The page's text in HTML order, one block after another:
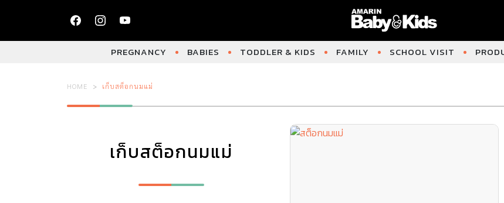
PREGNANCY BABIES TODDLER & KIDS FAMILY SCHOOL VISIT
HOME เก็บสต็อกนมแม่
เก็บสต็อกนมแม่